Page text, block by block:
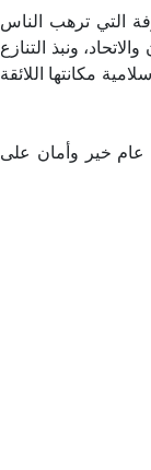
التي ترهب الناس
ونبذ التنازع
مكانتها اللائقة
عام خير وأمان على